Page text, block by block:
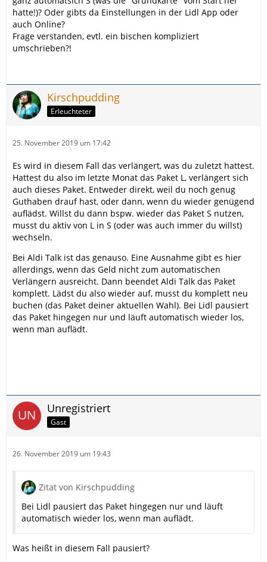
hatte!)? Oder gibts da Einstellungen in der Lidl App oder
auch Online?
Frage verstanden, evtl. ein bischen kompliziert
umschrieben?!
Kirschpudding
Erleuchteter
25. November 2019 um 17:42
Es wird in diesem Fall das verlängert, was du zuletzt hattest.
Hattest du also im letzte Monat das Paket L, verlängert sich
auch dieses Paket. Entweder direkt, weil du noch genug
Guthaben drauf hast, oder dann, wenn du wieder genügend
auflädst. Willst du dann bspw. wieder das Paket S nutzen,
musst du aktiv von L in S (oder was auch immer du willst)
wechseln.
Bei Aldi Talk ist das genauso. Eine Ausnahme gibt es hier
allerdings, wenn das Geld nicht zum automatischen
Verlängern ausreicht. Dann beendet Aldi Talk das Paket
komplett. Lädst du also wieder auf, musst du komplett neu
buchen (das Paket deiner aktuellen Wahl). Bei Lidl pausiert
das Paket hingegen nur und läuft automatisch wieder los,
wenn man auflädt.
Unregistriert
Gast
26. November 2019 um 19:43
Zitat von Kirschpudding
Bei Lidl pausiert das Paket hingegen nur und läuft
automatisch wieder los, wenn man auflädt.
Was heißt in diesem Fall pausiert?